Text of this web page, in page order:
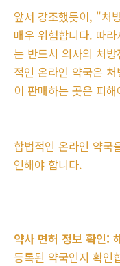
앞서 강조했듯이, "처
매우 위험합니다. 따
는 반드시 의사의 처
적인 온라인 약국은
이 판매하는 곳은 피
합법적인 온라인 약국
인해야 합니다.
약사 면허 정보 확인:
등록된 약국인지 확인